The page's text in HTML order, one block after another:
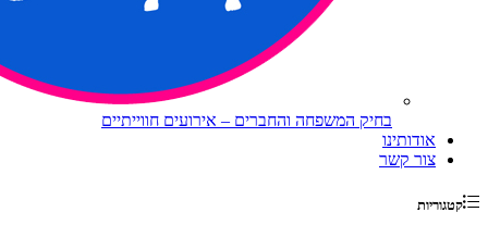
בחיק המשפחה והחברים – אירועים חווייתיים
אודותינו
צור קשר
קטגוריות